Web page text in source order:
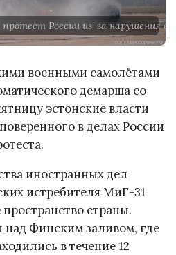
России из-за нарушения
военными самолётами
демарша со
эстонские власти
в делах России
иностранных дел
истребителя МиГ-31
страны.
Финским заливом, где
в течение 12